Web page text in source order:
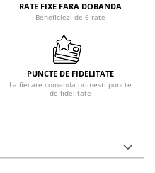
RATE FIXE FARA DOBANDA
Beneficiezi de 6 rate
PUNCTE DE FIDELITATE
La fiecare comanda primesti puncte
de fidelitate